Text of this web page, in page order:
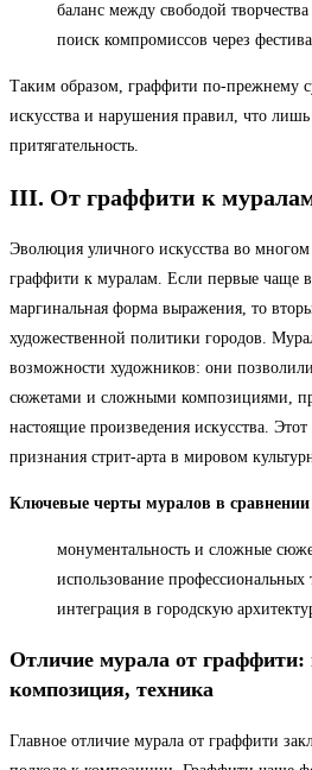
баланс между свободой
поиск компромиссов через
Таким образом, граффити по-прежнему
искусства и нарушения правил, что лишь
притягательность.
III. От граффити к
Эволюция уличного искусства во многом
граффити к муралам. Если первые чаще
маргинальная форма выражения, то
художественной политики городов.
возможности художников: они
сюжетами и сложными композициями,
настоящие произведения искусства.
признания стрит-арта в мировом
Ключевые черты муралов в
монументальность и сложные
использование профессиональных
интеграция в городскую
Отличие мурала от граффити:
композиция, техника
Главное отличие мурала от граффити